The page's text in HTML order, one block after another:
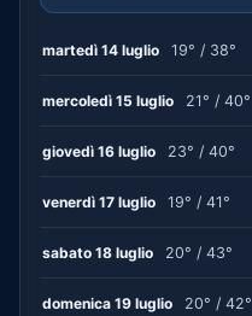
martedì 14 luglio 19° / 38°
mercoledì 15 luglio 21° / 40°
giovedì 16 luglio 23° / 40°
venerdì 17 luglio 19° / 41°
sabato 18 luglio 20° / 43°
domenica 19 luglio 20° / 42°